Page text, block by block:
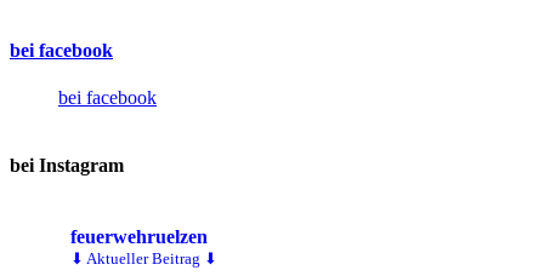
bei facebook
bei facebook
bei Instagram
feuerwehruelzen
⬇ Aktueller Beitrag ⬇